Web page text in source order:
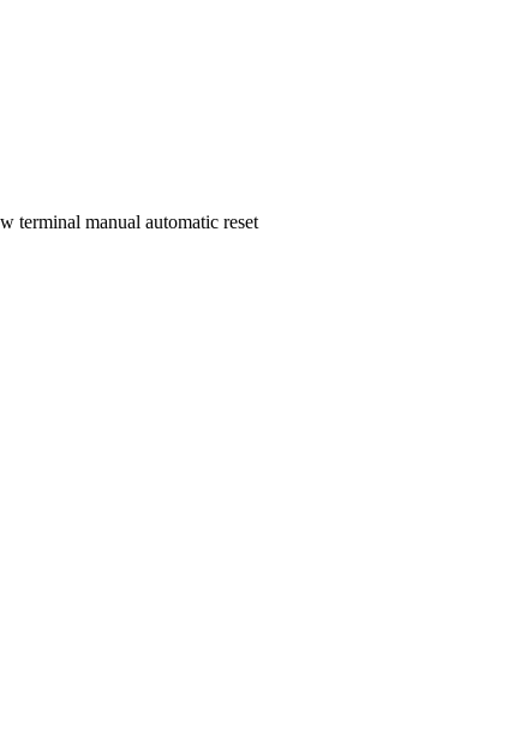
terminal manual automatic reset